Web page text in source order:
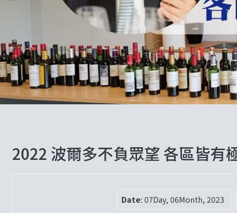
2022 波爾多不負眾望 各區皆有
Date:07Day, 06Month, 2023